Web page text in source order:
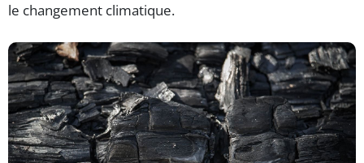
le changement climatique.